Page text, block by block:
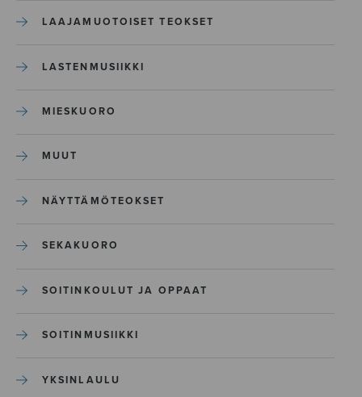
LAAJAMUOTOISET TEOKSET
LASTENMUSIIKKI
MIESKUORO
MUUT
NÄYTTÄMÖTEOKSET
SEKAKUORO
SOITINKOULUT JA OPPAAT
SOITINMUSIIKKI
YKSINLAULU